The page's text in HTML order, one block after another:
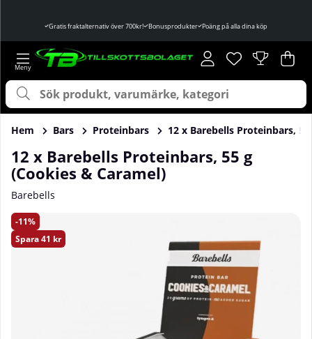
Gratis fraktalternativ över 700kr! Bonusprodukter Poäng på alla dina köp
Önskelista
Antal i
. .
Hem Bars Proteinbars 12 x Barebells Proteinbars,
12 x Barebells Proteinbars, 55 g
(Cookies & Caramel)
Barebells
11
Spara41 kr
Produktbilder 12 x Barebells Proteinbars, 55 g (Cookies &